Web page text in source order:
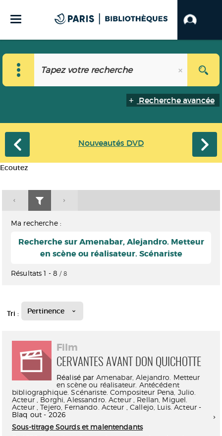
Recherche avancée
Nouveautés DVD
Ecoutez
Ma recherche :
Recherche sur Amenabar, Alejandro. Metteur
en scène ou réalisateur. Scénariste
Résultats1 - 8 / 8
Tri : Pertinence
Film
CERVANTES AVANT DON QUICHOTTE
Réalisé par Amenabar, Alejandro. Metteur
en scène ou réalisateur. Antécédent
bibliographique. Scénariste. Compositeur Pena, Julio.
Acteur, Borghi, Alessandro. Acteur, Rellan, Miguel.
Acteur,Tejero, Fernando. Acteur ,Callejo, Luis. Acteur -
Blaq out - 2026
Sous-titrage Sourds et malentendants